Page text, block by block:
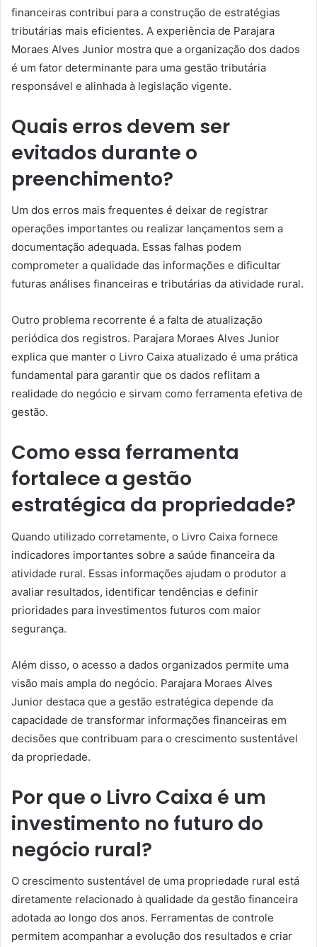
financeiras contribui para a construção de estratégias
tributárias mais eficientes. A experiência de Parajara
Moraes Alves Junior mostra que a organização dos dados
é um fator determinante para uma gestão tributária
responsável e alinhada à legislação vigente.
Quais erros devem ser
evitados durante o
preenchimento?
Um dos erros mais frequentes é deixar de registrar
operações importantes ou realizar lançamentos sem a
documentação adequada. Essas falhas podem
comprometer a qualidade das informações e dificultar
futuras análises financeiras e tributárias da atividade rural.
Outro problema recorrente é a falta de atualização
periódica dos registros. Parajara Moraes Alves Junior
explica que manter o Livro Caixa atualizado é uma prática
fundamental para garantir que os dados reflitam a
realidade do negócio e sirvam como ferramenta efetiva de
gestão.
Como essa ferramenta
fortalece a gestão
estratégica da propriedade?
Quando utilizado corretamente, o Livro Caixa fornece
indicadores importantes sobre a saúde financeira da
atividade rural. Essas informações ajudam o produtor a
avaliar resultados, identificar tendências e definir
prioridades para investimentos futuros com maior
segurança.
Além disso, o acesso a dados organizados permite uma
visão mais ampla do negócio. Parajara Moraes Alves
Junior destaca que a gestão estratégica depende da
capacidade de transformar informações financeiras em
decisões que contribuam para o crescimento sustentável
da propriedade.
Por que o Livro Caixa é um
investimento no futuro do
negócio rural?
O crescimento sustentável de uma propriedade rural está
diretamente relacionado à qualidade da gestão financeira
adotada ao longo dos anos. Ferramentas de controle
permitem acompanhar a evolução dos resultados e criar